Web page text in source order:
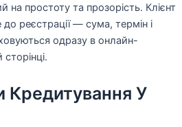
на простоту та прозорість. Клієнт
реєстрації — сума, термін і
одразу в онлайн-
Кредитування У